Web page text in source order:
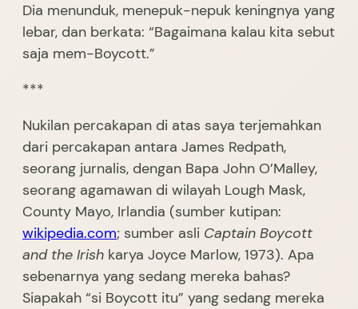
Dia menunduk, menepuk-nepuk keningnya yang
lebar, dan berkata: “Bagaimana kalau kita sebut
saja mem-Boycott.”
***
Nukilan percakapan di atas saya terjemahkan
dari percakapan antara James Redpath,
seorang jurnalis, dengan Bapa John O’Malley,
seorang agamawan di wilayah Lough Mask,
County Mayo, Irlandia (sumber kutipan:
wikipedia.com; sumber asli Captain Boycott
and the Irish karya Joyce Marlow, 1973). Apa
sebenarnya yang sedang mereka bahas?
Siapakah “si Boycott itu” yang sedang mereka